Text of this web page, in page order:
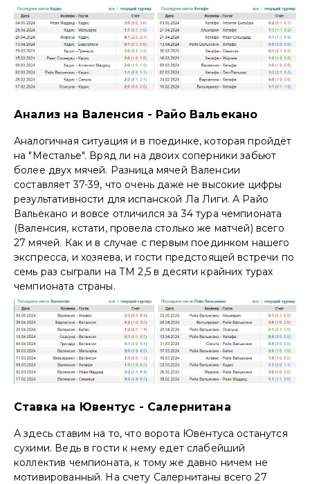
Анализ на Валенсия - Райо Вальекано
Аналогичная ситуация и в поединке, которая пройдёт
на "Месталье". Вряд ли на двоих соперники забьют
более двух мячей. Разница мячей Валенсии
составляет 37-39, что очень даже не высокие цифры
результативности для испанской Ла Лиги. А Райо
Вальекано и вовсе отличился за 34 тура чемпионата
(Валенсия, кстати, провела столько же матчей) всего
27 мячей. Как и в случае с первым поединком нашего
экспресса, и хозяева, и гости предстоящей встречи по
семь раз сыграли на ТМ 2,5 в десяти крайних турах
чемпионата страны.
Ставка на Ювентус - Салернитана
А здесь ставим на то, что ворота Ювентуса останутся
сухими. Ведь в гости к нему едет слабейший
коллектив чемпионата, к тому же давно ничем не
мотивированный. На счету Салернитаны всего 27